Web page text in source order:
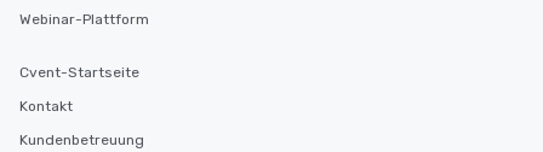
Webinar-Plattform
Cvent-Startseite
Kontakt
Kundenbetreuung